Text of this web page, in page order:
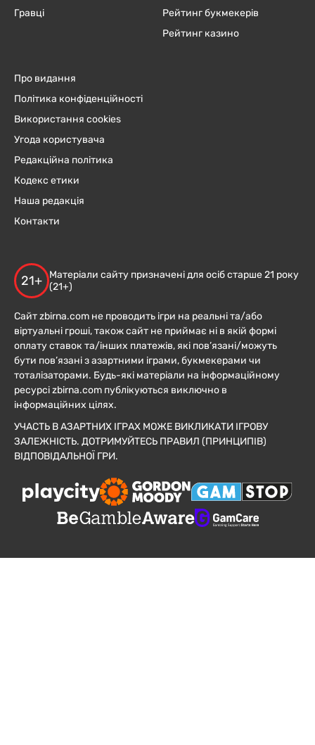
Гравці
Рейтинг букмекерів
Рейтинг казино
Про видання
Політика конфіденційності
Використання cookies
Угода користувача
Редакційна політика
Кодекс етики
Наша редакція
Контакти
21+
Матеріали сайту призначені для осіб старше 21 року
(21+)
Сайт zbirna.com не проводить ігри на реальні та/або
віртуальні гроші, також сайт не приймає ні в якій формі
оплату ставок та/інших платежів, які пов’язані/можуть
бути пов’язані з азартними іграми, букмекерами чи
тоталізаторами. Будь-які матеріали на інформаційному
ресурсі zbirna.com публікуються виключно в
інформаційних цілях.
УЧАСТЬ В АЗАРТНИХ ІГРАХ МОЖЕ ВИКЛИКАТИ ІГРОВУ
ЗАЛЕЖНІСТЬ. ДОТРИМУЙТЕСЬ ПРАВИЛ (ПРИНЦИПІВ)
ВІДПОВІДАЛЬНОЇ ГРИ.